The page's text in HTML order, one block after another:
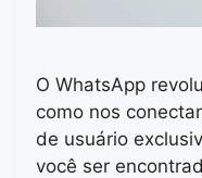
O WhatsApp
como nos
de usuário
você ser